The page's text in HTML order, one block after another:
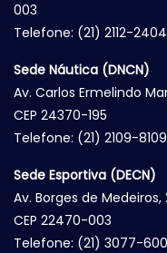
003
Telefone: (21) 2112-2404
Sede Náutica (DNCN)
Av. Carlos Ermelindo
CEP 24370-195
Telefone: (21) 2109-8109
Sede Esportiva (DECN)
Av. Borges de
CEP 22470-003
Telefone: (21) 3077-